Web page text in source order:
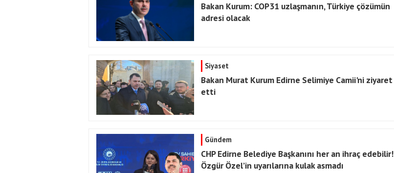
Bakan Kurum: COP31 uzlaşmanın, Türkiye çözümün
adresi olacak
Siyaset
Bakan Murat Kurum Edirne Selimiye Camii'ni ziyaret
etti
Gündem
CHP Edirne Belediye Başkanını her an ihraç edebilir!
Özgür Özel’in uyarılarına kulak asmadı